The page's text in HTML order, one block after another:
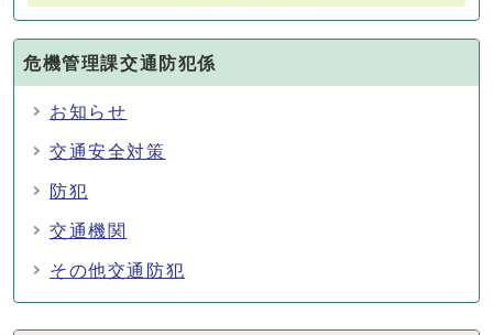
危機管理課交通防犯係
お知らせ
交通安全対策
防犯
交通機関
その他交通防犯